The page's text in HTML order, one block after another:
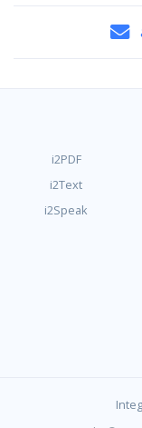
i2PDF
i2Text
i2Speak